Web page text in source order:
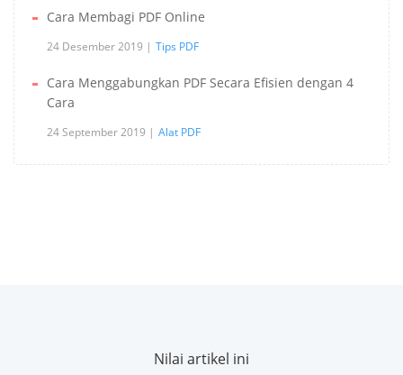
Cara Membagi PDF Online
24 Desember 2019 Tips PDF
Cara Menggabungkan PDF Secara Efisien dengan 4
Cara
24 September 2019 Alat PDF
Nilai artikel ini